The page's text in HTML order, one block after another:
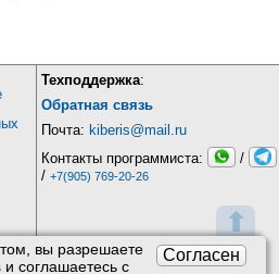
⬆
Согласен
вы разрешаете
соглашаетесь с
Техподдержка:
Обратная связь
Почта: kiberis@mail.ru
Контакты программиста:
/
/ +7(905) 769-20-26